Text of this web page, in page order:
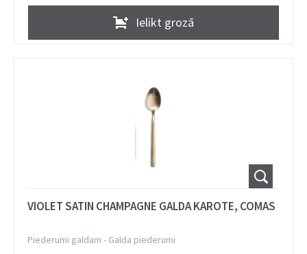
Ielikt grozā
VIOLET SATIN CHAMPAGNE GALDA KAROTE, COMAS
Piederumi galdam - Galda piederumi